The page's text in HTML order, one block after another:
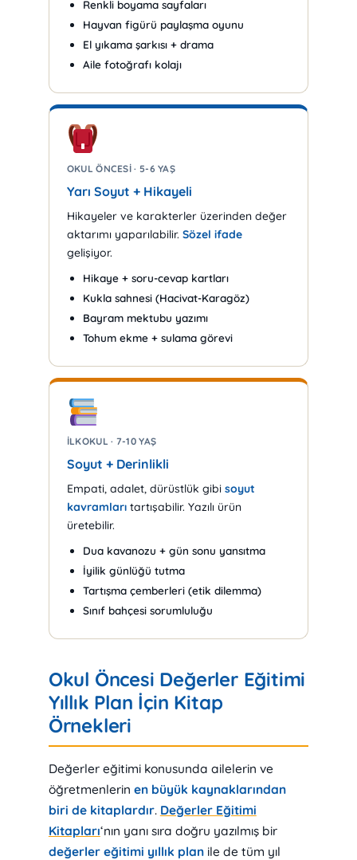
Renkli boyama sayfaları
Hayvan figürü paylaşma oyunu
El yıkama şarkısı + drama
Aile fotoğrafı kolajı
OKUL ÖNCESI · 5-6 YAŞ
Yarı Soyut + Hikayeli
Hikayeler ve karakterler üzerinden değer
aktarımı yaparılabilir. Sözel ifade
gelişiyor.
Hikaye + soru-cevap kartları
Kukla sahnesi (Hacivat-Karagöz)
Bayram mektubu yazımı
Tohum ekme + sulama görevi
İLKOKUL · 7-10 YAŞ
Soyut + Derinlikli
Empati, adalet, dürüstlük gibi soyut
kavramlarıtartışabilir. Yazılı ürün
üretebilir.
Dua kavanozu + gün sonu yansıtma
İyilik günlüğü tutma
Tartışma çemberleri (etik dilemma)
Sınıf bahçesi sorumluluğu
Okul Öncesi Değerler Eğitimi
Yıllık Plan İçin Kitap
Örnekleri
Değerler eğitimi konusunda ailelerin ve
öğretmenlerin en büyük kaynaklarından
biri de kitaplardır. Değerler Eğitimi
Kitapları‘nın yanı sıra doğru yazılmış bir
değerler eğitimi yıllık planile de tüm yıl